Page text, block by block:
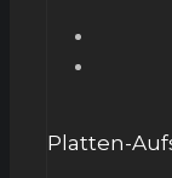
Platten-